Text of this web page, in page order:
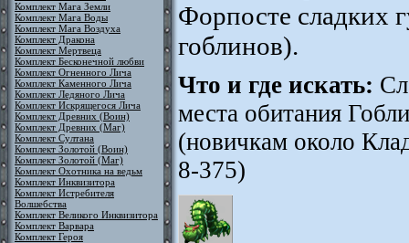
Комплект Мага Земли
Комплект Мага Воды
Комплект Мага Воздуха
Комплект Дракона
Комплект Мертвеца
Комплект Бесконечной любви
Комплект Огненного Лича
Комплект Каменного Лича
Комплект Ледяного Лича
Комплект Искрящегося Лича
Комплект Древних (Воин)
Комплект Древних (Маг)
Комплект Султана
Комплект Золотой (Воин)
Комплект Золотой (Маг)
Комплект Охотника на ведьм
Комплект Инквизитора
Комплект Истребителя
Волшебства
Комплект Великого Инквизитора
Комплект Варвара
Комплект Героя
Форпосте сладких
гоблинов).
Что и где искать:
места обитания
(новичкам около
8-375)